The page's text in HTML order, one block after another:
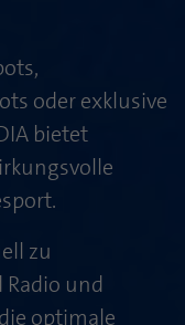
oder exklusive
bietet
zu
und
optimale